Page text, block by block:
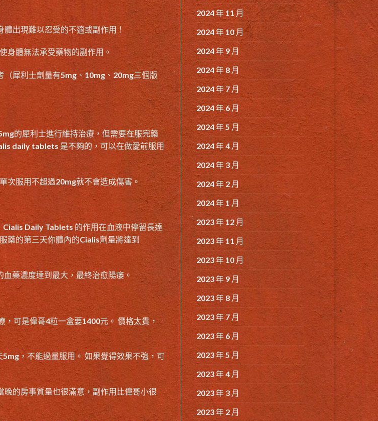
體出現難以忍受的不適或副作用！
身體無法承受藥物的副作用。
（犀利士劑量有5mg、10mg、20mg三個版
的犀利士進行維持治療，但需要在服完藥
daily tablets 是不夠的，可以在做愛前服用
次服用不超過20mg就不會造成傷害。
Cialis Daily Tablets的作用在血液中停留長達
藥的第三天你體內的Cialis劑量將達到
藥濃度達到最大，最終治愈陽痿。
可是偉哥4粒一盒要1400元。 價格太貴，
，不能過量服用。 如果覺得效果不強，可
的房事質量也很滿意，副作用比偉哥小很
2024 年 11 月
2024 年 10 月
2024 年 9 月
2024 年 8 月
2024 年 7 月
2024 年 6 月
2024 年 5 月
2024 年 4 月
2024 年 3 月
2024 年 2 月
2024 年 1 月
2023 年 12 月
2023 年 11 月
2023 年 10 月
2023 年 9 月
2023 年 8 月
2023 年 7 月
2023 年 6 月
2023 年 5 月
2023 年 4 月
2023 年 3 月
2023 年 2 月